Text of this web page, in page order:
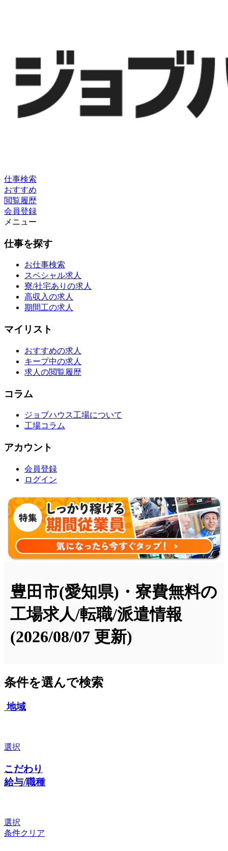
仕事検索
おすすめ
閲覧履歴
会員登録
メニュー
仕事を探す
お仕事検索
スペシャル求人
寮/社宅ありの求人
高収入の求人
期間工の求人
マイリスト
おすすめの求人
キープ中の求人
求人の閲覧履歴
コラム
ジョブハウス工場について
工場コラム
アカウント
会員登録
ログイン
豊田市(愛知県)・寮費無料の
工場求人/転職/派遣情報
(2026/08/07 更新)
条件を選んで検索
地域
選択
こだわり
給与/職種
選択
条件クリア